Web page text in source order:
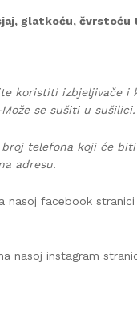
glatkoću, čvrstoću
koristiti izbjeljivače i
se sušiti u sušilici.
telefona koji će
adresu.
nasoj facebook stranici
nasoj instagram